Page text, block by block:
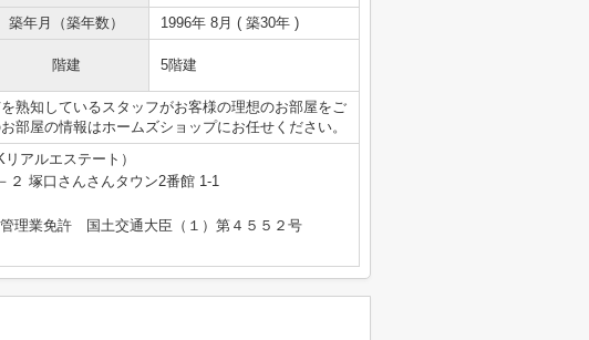
築年月（築年数） 1996年 8月 ( 築30年 )
階建 5階建
熟知しているスタッフがお客様の理想のお部屋をご
部屋の情報はホームズショップにお任せください。
アルエステート）
２ 塚口さんさんタウン2番館 1-1
理業免許 国土交通大臣（１）第４５５２号